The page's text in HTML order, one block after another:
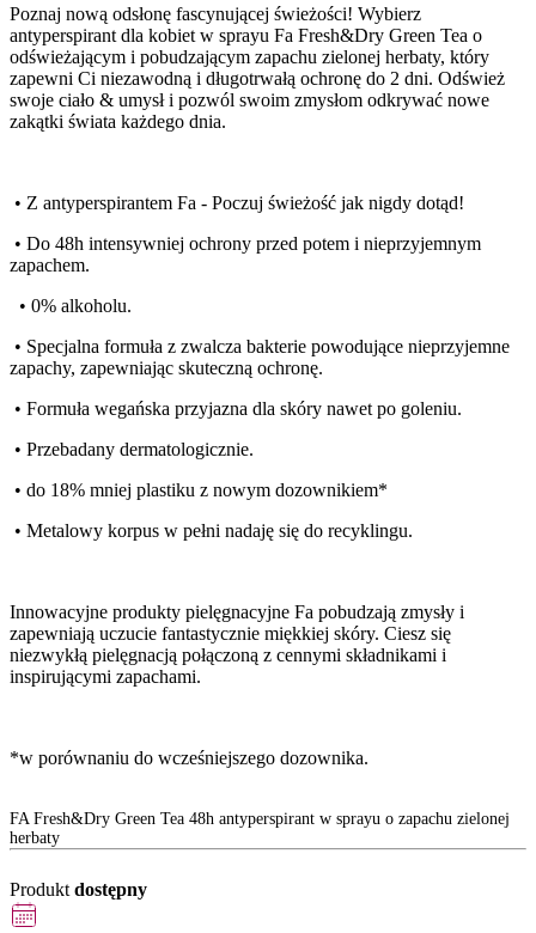
Poznaj nową odsłonę fascynującej świeżości! Wybierz
antyperspirant dla kobiet w sprayu Fa Fresh&Dry Green Tea o
odświeżającym i pobudzającym zapachu zielonej herbaty, który
zapewni Ci niezawodną i długotrwałą ochronę do 2 dni. Odśwież
swoje ciało & umysł i pozwól swoim zmysłom odkrywać nowe
zakątki świata każdego dnia.
• Z antyperspirantem Fa - Poczuj świeżość jak nigdy dotąd!
• Do 48h intensywniej ochrony przed potem i nieprzyjemnym
zapachem.
• 0% alkoholu.
• Specjalna formuła z zwalcza bakterie powodujące nieprzyjemne
zapachy, zapewniając skuteczną ochronę.
• Formuła wegańska przyjazna dla skóry nawet po goleniu.
• Przebadany dermatologicznie.
• do 18% mniej plastiku z nowym dozownikiem*
• Metalowy korpus w pełni nadaję się do recyklingu.
Innowacyjne produkty pielęgnacyjne Fa pobudzają zmysły i
zapewniają uczucie fantastycznie miękkiej skóry. Ciesz się
niezwykłą pielęgnacją połączoną z cennymi składnikami i
inspirującymi zapachami.
*w porównaniu do wcześniejszego dozownika.
FA Fresh&Dry Green Tea 48h antyperspirant w sprayu o zapachu zielonej
herbaty
Produkt dostępny